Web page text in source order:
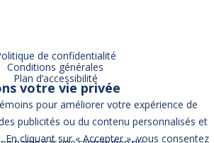
de confidentialité
Conditions générales
Plan d’accessibilité
votre vie privée
pour améliorer votre expérience de
publicités ou du contenu personnalisés et
cliquant sur « Accepter », vous consentez